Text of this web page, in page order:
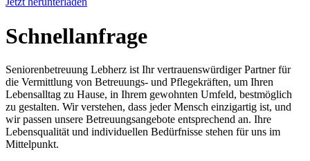
Schnell­anfrage
Seniorenbetreuung Lebherz ist Ihr vertrauenswürdiger Partner für
die Vermittlung von Betreuungs- und Pflegekräften, um Ihren
Lebensalltag zu Hause, in Ihrem gewohnten Umfeld, bestmöglich
zu gestalten. Wir verstehen, dass jeder Mensch einzigartig ist, und
wir passen unsere Betreuungsangebote entsprechend an. Ihre
Lebensqualität und individuellen Bedürfnisse stehen für uns im
Mittelpunkt.